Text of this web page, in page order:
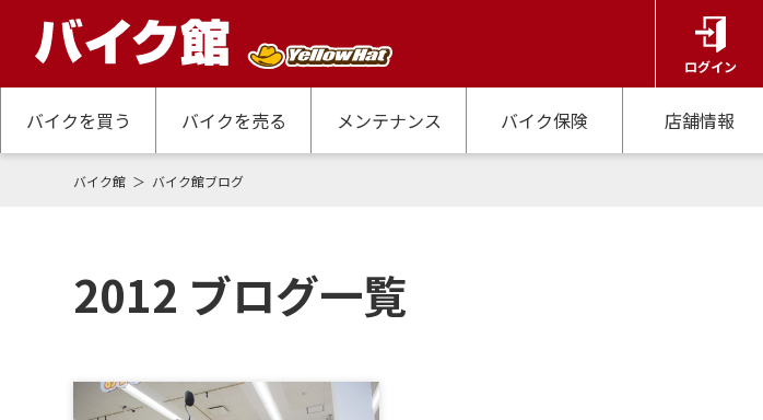
ログイン
バイクを買う バイクを売る メンテナンス バイク保険 店舗情報
バイク館 バイク館ブログ
2012 ブログ一覧